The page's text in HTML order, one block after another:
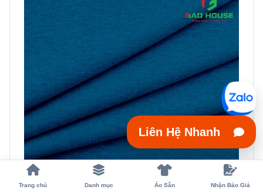
Trang chủ Danh mục Áo Sẵn Nhận Báo Giá
Liên Hệ Nhanh